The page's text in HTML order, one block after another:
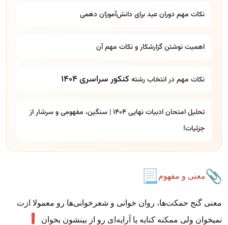
نکات مهم دوران عید برای دانش‌آموزان دهمی
اهمیت نوشتن گزارشکار و نکات مهم آن
نکات مهم درانتخاب رشتهکنکور سراسری 1404
تحلیل امتحان ادبیات نهایی ۱۴۰۴ | سنگین، مفهومی و سرشار از
جزئیات!
معنی و مفهوم
معنی گنج حمکت‌ها، روان خوانی و شعرخوانی‌ها رو معمولا ازت
نمیخوان ولی ممکنه کنایه یا آرایه‌ای رو از بینشون بخوان